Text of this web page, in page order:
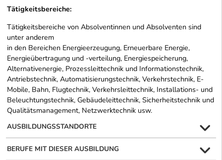
Tätigkeitsbereiche:
Tätigkeitsbereiche von Absolventinnen und Absolventen sind
unter anderem
in den Bereichen Energieerzeugung, Erneuerbare Energie,
Energieübertragung und -verteilung, Energiespeicherung,
Alternativenergie, Prozessleittechnik und Informationstechnik,
Antriebstechnik, Automatisierungstechnik, Verkehrstechnik, E-
Mobile, Bahn, Flugtechnik, Verkehrsleittechnik, Installations- und
Beleuchtungstechnik, Gebäudeleittechnik, Sicherheitstechnik und
Qualitätsmanagement, Netzwerktechnik usw.
AUSBILDUNGSSTANDORTE
BERUFE MIT DIESER AUSBILDUNG